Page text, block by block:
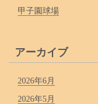
甲子園球場
アーカイブ
2026年6月
2026年5月